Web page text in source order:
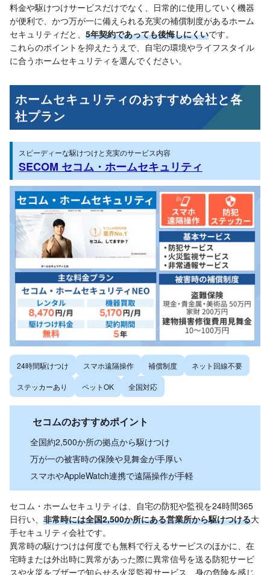
料金や駆けつけサービスだけでなく、日常的に使用していく機器
が便利で、かつ万が一に備えられる充実の補償制度があるホーム
セキュリティだと、 5年契約であっても後悔しにくいです。
これらのポイントを抑えたうえで、自宅の環境やライフスタイル
に合うホームセキュリティを選んでください。
ホームセキュリティのおすすめ会社と各
社プラン
スピーディーな駆けつけと充実のサービス内容
SECOM セコム・ホームセキュリティ
24時間駆けつけ スマホ遠隔操作 補償制度 ネット回線不要
ステッカーあり ペットOK 全国対応
セコムのおすすめポイント
全国約2,500か所の拠点から駆けつけ
万が一の被害時の保険や見舞金が手厚い
スマホやAppleWatch連携で遠隔操作が手軽
セコム・ホームセキュリティは、自宅の防犯や監視を24時間365
日行い、 非常時には全国2,500か所にある営業所から駆けつける大
手セキュリティ会社です。
異常時の駆けつけは何度でも無料で行えるサービスのほかに、在
宅時または外出時に異常があった際に異常信号を送る防犯サービ
スや火災をブザーで知らせる火災監視サービス、身の危険を感じ